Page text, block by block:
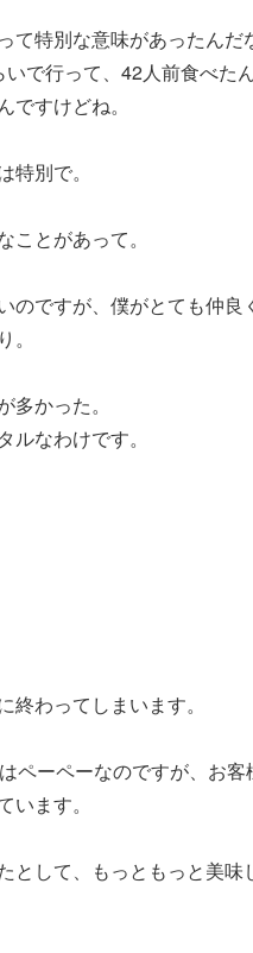
特別な意味があったんだ
で行って、42人前食べた
ですけどね。
別で。
とがあって。
のですが、僕がとても仲
かった。
なわけです。
終わってしまいます。
ペーペーなのですが、お
ます。
として、もっともっと美